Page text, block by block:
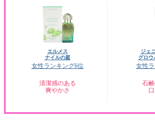
エルメス
ナイルの庭
女性ランキング6位
清潔感のある
爽やかさ
ジェ
グロウ
女性
石